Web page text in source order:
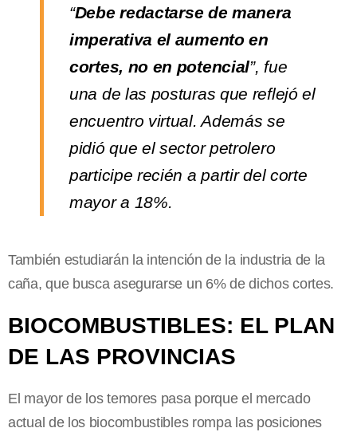
“Debe redactarse de manera
imperativa el aumento en
cortes, no en potencial”, fue
una de las posturas que reflejó el
encuentro virtual. Además se
pidió que el sector petrolero
participe recién a partir del corte
mayor a 18%.
También estudiarán la intención de la industria de la
caña, que busca asegurarse un 6% de dichos cortes.
BIOCOMBUSTIBLES: EL PLAN
DE LAS PROVINCIAS
El mayor de los temores pasa porque el mercado
actual de los biocombustibles rompa las posiciones